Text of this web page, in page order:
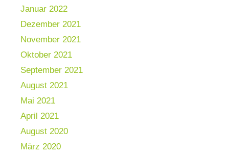
Januar 2022
Dezember 2021
November 2021
Oktober 2021
September 2021
August 2021
Mai 2021
April 2021
August 2020
März 2020